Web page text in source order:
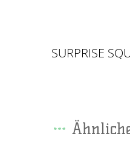
SURPRISE